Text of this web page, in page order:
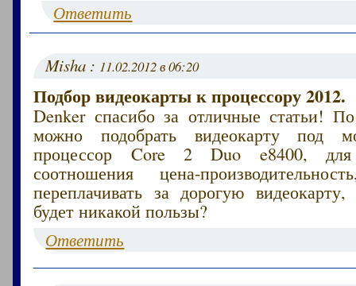
Ответить
Misha : 11.02.2012 в 06:20
Подбор видеокарты к процессору 2012.
Denker спасибо за отличные статьи!
можно подобрать видеокарту под
процессор Core 2 Duo e8400, для
соотношения цена-
переплачивать за дорогую
будет никакой пользы?
Ответить